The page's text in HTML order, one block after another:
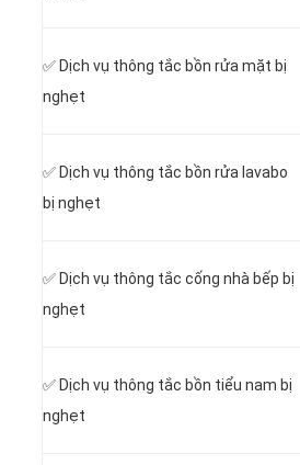
✅ Dịch vụ thông tắc bồn rửa mặt bị
nghẹt
✅ Dịch vụ thông tắc bồn rửa lavabo
bị nghẹt
✅ Dịch vụ thông tắc cống nhà bếp bị
nghẹt
✅ Dịch vụ thông tắc bồn tiểu nam bị
nghẹt